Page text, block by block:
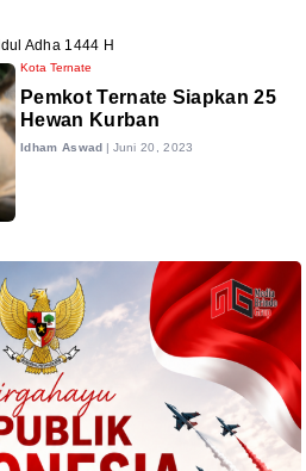
Idul Adha 1444 H
Kota Ternate
Pemkot Ternate Siapkan 25
Hewan Kurban
Idham Aswad | Juni 20, 2023